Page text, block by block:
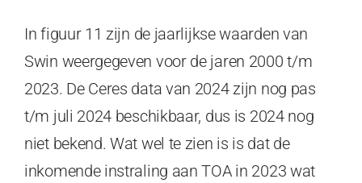
In figuur 11 zijn de jaarlijkse waarden van
Swin weergegeven voor de jaren 2000 t/m
2023. De Ceres data van 2024 zijn nog pas
t/m juli 2024 beschikbaar, dus is 2024 nog
niet bekend. Wat wel te zien is is dat de
inkomende instraling aan TOA in 2023 wat